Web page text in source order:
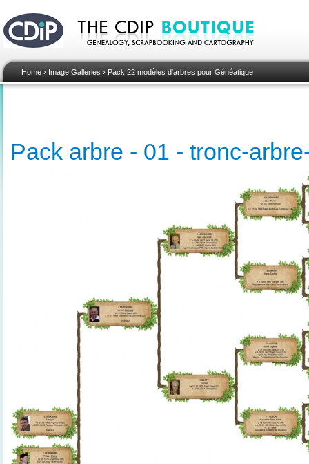
Home › Image Galleries › Pack 22 modèles d'arbres pour Généatique
Pack arbre - 01 - tronc-